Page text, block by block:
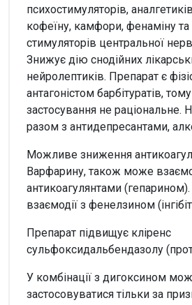
психостимуляторів,
кофеїну, камфори, фенаміну та
стимуляторів центральної
Знижує дію снодійних
нейролептиків. Препарат є
антагоністом барбітуратів,
застосування не раціональне.
разом з антидепресантами,
Можливе зниження
Варфарину, також може
антикоагулянтами
взаємодії з фенелзином
Препарат підвищує кліренс
сульфоксидальбендазолу
У комбінації з дигоксином
застосовуватися тільки за